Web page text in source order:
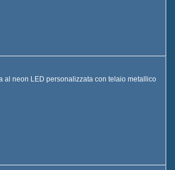
al neon LED personalizzata con telaio metallico